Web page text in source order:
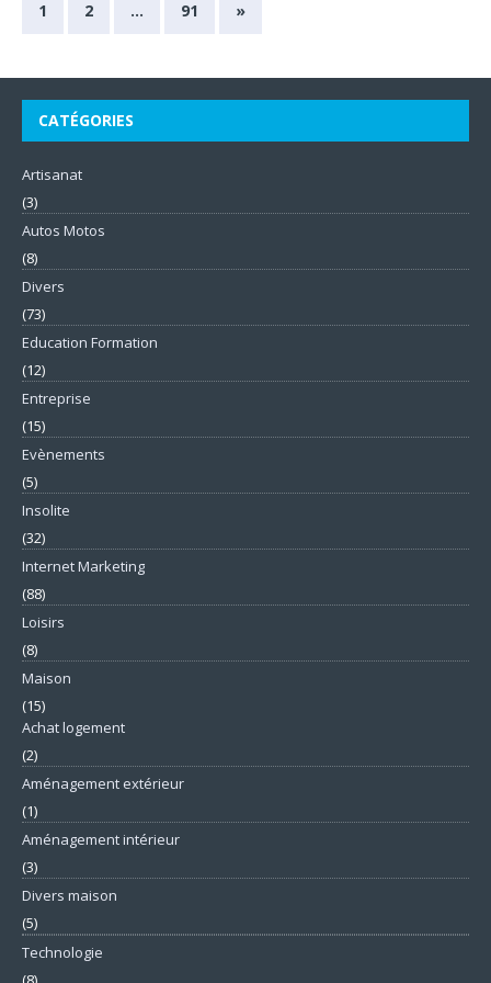
1 2 … 91 »
CATÉGORIES
Artisanat
(3)
Autos Motos
(8)
Divers
(73)
Education Formation
(12)
Entreprise
(15)
Evènements
(5)
Insolite
(32)
Internet Marketing
(88)
Loisirs
(8)
Maison
(15)
Achat logement
(2)
Aménagement extérieur
(1)
Aménagement intérieur
(3)
Divers maison
(5)
Technologie